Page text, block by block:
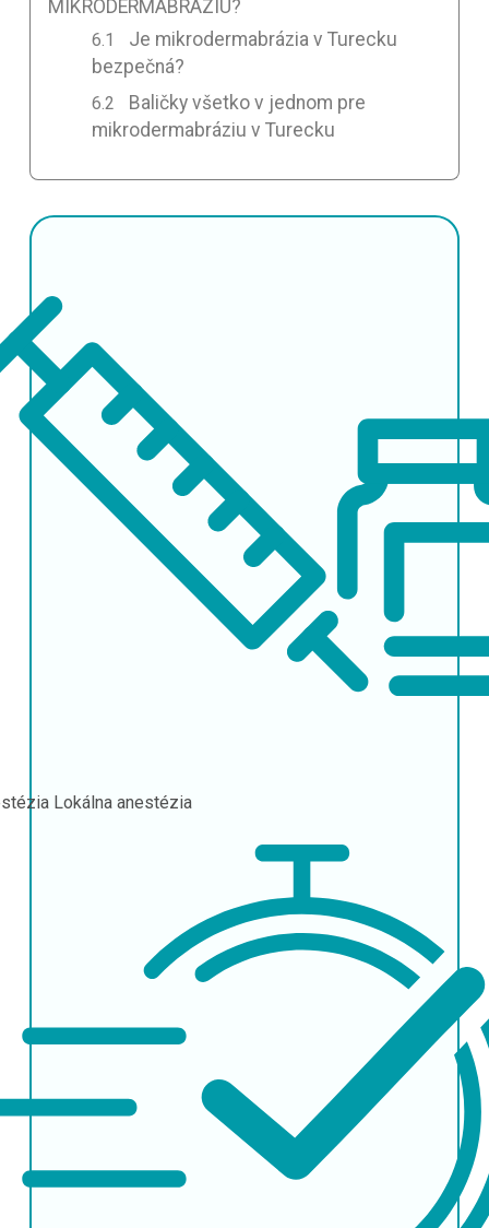
MIKRODERMABRÁZIU?
Je mikrodermabrázia v Turecku
bezpečná?
Baličky všetko v jednom pre
mikrodermabráziu v Turecku
Lokálna anestézia